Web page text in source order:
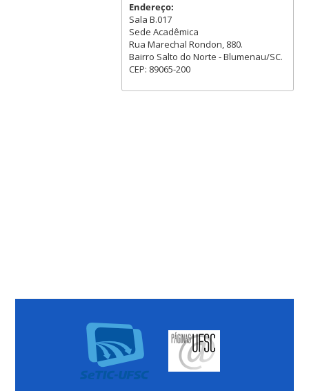
Endereço:
Sala B.017
Sede Acadêmica
Rua Marechal Rondon, 880.
Bairro Salto do Norte - Blumenau/SC.
CEP: 89065-200